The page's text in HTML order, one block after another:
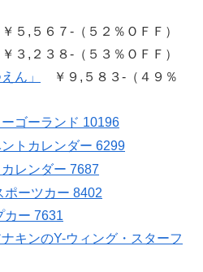
５,５６７-（５２％ＯＦＦ）
３,２３８-（５３％ＯＦＦ）
ん」
￥９,５８３-（４９％